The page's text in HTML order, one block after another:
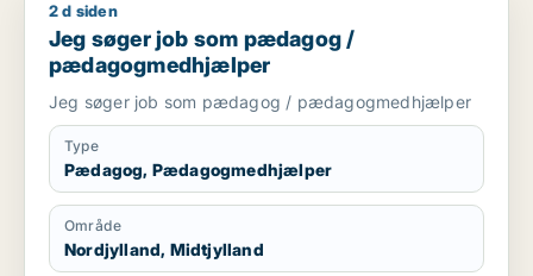
Jeg søger job som pædagog / pædagogmedhjælper
2 d siden
Jeg søger job som pædagog /
pædagogmedhjælper
Jeg søger job som pædagog / pædagogmedhjælper
Type
Pædagog, Pædagogmedhjælper
Område
Nordjylland, Midtjylland